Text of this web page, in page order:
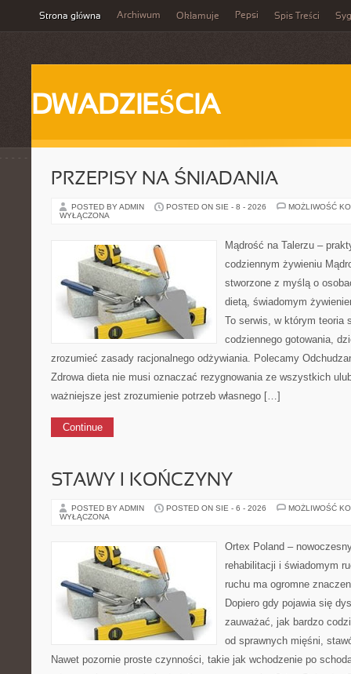
Strona główna Archiwum Okłamuje Pepsi Spis Treści
DWADZIEŚCIA
PRZEPISY NA ŚNIADANIA
POSTED BY ADMIN POSTED ON SIE - 8 - 2026
MOŻLIWOŚĆ
WYŁĄCZONA
Mądrość na Talerzu –
codziennym żywieniu
stworzone z myślą o
dietą, świadomym
To serwis, w którym teoria
codziennego gotowania,
zrozumieć zasady racjonalnego odżywiania. Polecamy
Zdrowa dieta nie musi oznaczać rezygnowania ze wszystkich
ważniejsze jest zrozumienie potrzeb własnego […]
Continue
STAWY I KOŃCZYNY
POSTED BY ADMIN POSTED ON SIE - 6 - 2026
MOŻLIWOŚĆ
WYŁĄCZONA
Ortex Poland –
rehabilitacji i świadomym
ruchu ma ogromne
Dopiero gdy pojawia się
zauważać, jak bardzo
od sprawnych mięśni,
Nawet pozornie proste czynności, takie jak wchodzenie po